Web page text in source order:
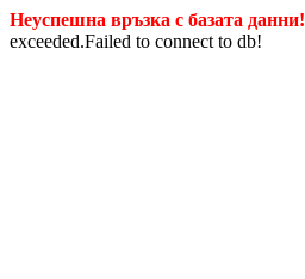
Неуспешна връзка с базата данни!
exceeded.Failed to connect to db!